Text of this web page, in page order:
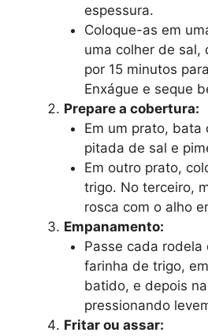
espessura.
Coloque-as em
uma colher de sal,
por 15 minutos
Enxágue e seque
Prepare a cobertura:
Em um prato, bata
pitada de sal e
Em outro prato,
trigo. No terceiro,
rosca com o alho
Empanamento:
Passe cada rodela
farinha de trigo,
batido, e depois
pressionando
Fritar ou assar: